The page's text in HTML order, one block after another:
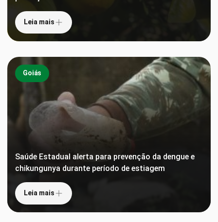
Leia mais
Goiás
Saúde Estadual alerta para prevenção da dengue e
chikungunya durante período de estiagem
Leia mais